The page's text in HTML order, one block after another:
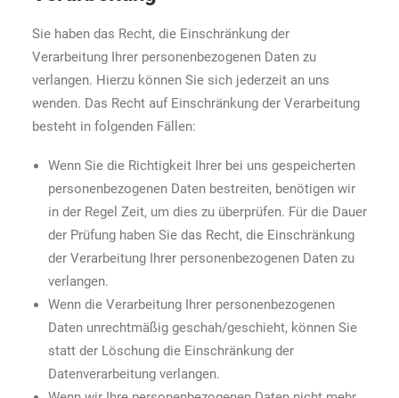
Sie haben das Recht, die Einschränkung der
Verarbeitung Ihrer personenbezogenen Daten zu
verlangen. Hierzu können Sie sich jederzeit an uns
wenden. Das Recht auf Einschränkung der Verarbeitung
besteht in folgenden Fällen:
Wenn Sie die Richtigkeit Ihrer bei uns gespeicherten
personenbezogenen Daten bestreiten, benötigen wir
in der Regel Zeit, um dies zu überprüfen. Für die Dauer
der Prüfung haben Sie das Recht, die Einschränkung
der Verarbeitung Ihrer personenbezogenen Daten zu
verlangen.
Wenn die Verarbeitung Ihrer personenbezogenen
Daten unrechtmäßig geschah/geschieht, können Sie
statt der Löschung die Einschränkung der
Datenverarbeitung verlangen.